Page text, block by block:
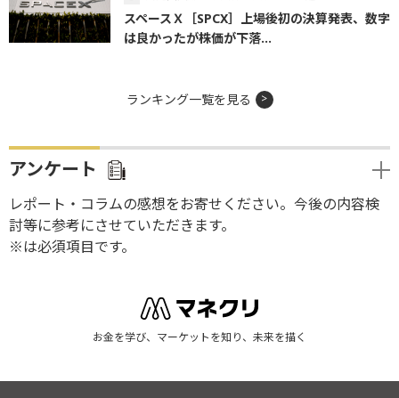
スペースＸ［SPCX］上場後初の決算発表、数字
は良かったが株価が下落...
ランキング一覧を見る
アンケート
レポート・コラムの感想をお寄せください。今後の内容検
討等に参考にさせていただきます。
※は必須項目です。
お金を学び、マーケットを知り、未来を描く